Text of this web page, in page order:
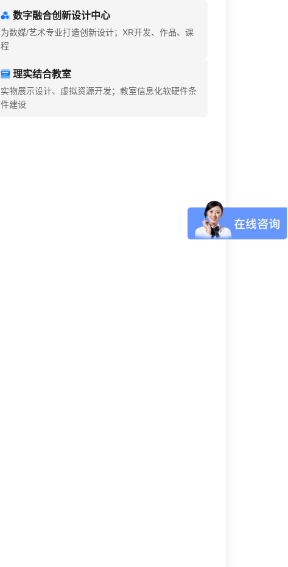
数字融合创新设计中心
为数媒/艺术专业打造创新设计；XR开发、作品、课
程
理实结合教室
实物展示设计、虚拟资源开发；教室信息化软硬件条
件建设